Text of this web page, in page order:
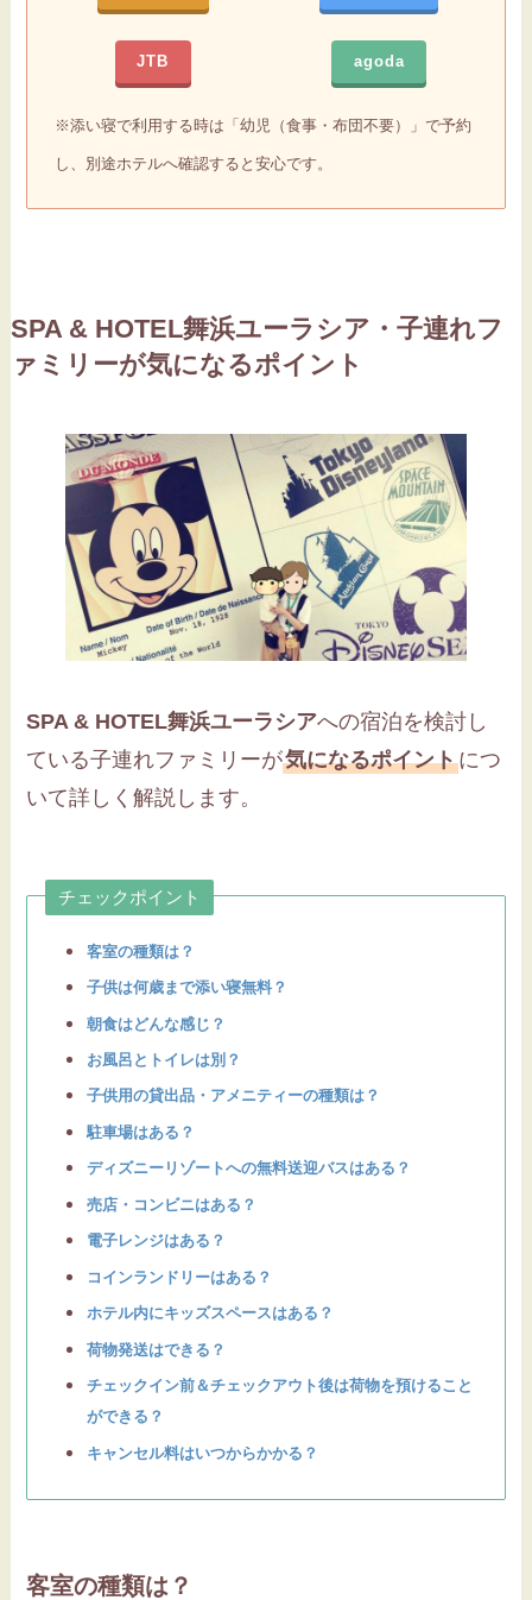
JTB agoda
※添い寝で利用する時は「幼児（食事・布団不要）」で予約
し、別途ホテルへ確認すると安心です。
SPA & HOTEL舞浜ユーラシア ・子連れフ
ァミリーが気になるポイント
SPA & HOTEL舞浜ユーラシアへの宿泊を検討し
ている子連れファミリーが気になるポイントにつ
いて詳しく解説します。
チェックポイント
客室の種類は？
子供は何歳まで添い寝無料？
朝食はどんな感じ？
お風呂とトイレは別？
子供用の貸出品・アメニティーの種類は？
駐車場はある？
ディズニーリゾートへの無料送迎バスはある？
売店・コンビニはある？
電子レンジはある？
コインランドリーはある？
ホテル内にキッズスペースはある？
荷物発送はできる？
チェックイン前＆チェックアウト後は荷物を預けること
ができる？
キャンセル料はいつからかかる？
客室の種類は？